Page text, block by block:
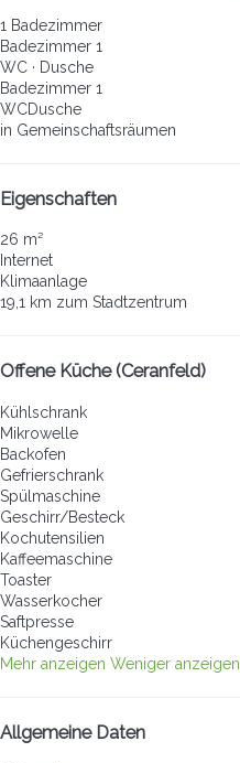
1 Badezimmer
Badezimmer 1
WC · Dusche
Badezimmer 1
WCDusche
in Gemeinschaftsräumen
Eigenschaften
26 m²
Internet
Klimaanlage
19,1 km zum Stadtzentrum
Offene Küche (Ceranfeld)
Kühlschrank
Mikrowelle
Backofen
Gefrierschrank
Spülmaschine
Geschirr/Besteck
Kochutensilien
Kaffeemaschine
Toaster
Wasserkocher
Saftpresse
Küchengeschirr
Mehr anzeigen Weniger anzeigen
Allgemeine Daten